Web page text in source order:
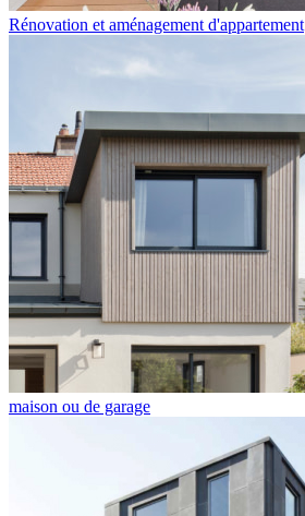
Rénovation et aménagement d'appartement
maison ou de garage